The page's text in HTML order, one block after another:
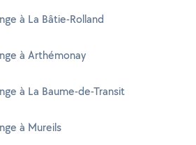
à La Bâtie-Rolland
à Arthémonay
à La Baume-de-Transit
à Mureils